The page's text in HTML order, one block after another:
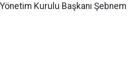
Kurulu Başkanı Şebnem